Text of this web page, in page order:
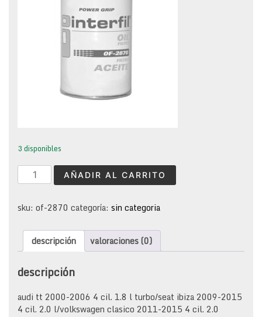
3 disponibles
filtro
de
vw
clasico
2.0l
AÑADIR AL CARRITO
sku: of-2870 categoría: sin categoria
descripción valoraciones (0)
descripción
audi tt 2000-2006 4 cil. 1.8 l turbo/seat ibiza 2009-2015
4 cil. 2.0 l/volkswagen clasico 2011-2015 4 cil. 2.0